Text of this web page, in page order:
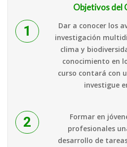
Objetivos del
Dar a conocer los
investigación
clima y
conocimiento en
curso contará con
investigue
Formar en
profesionales
desarrollo de